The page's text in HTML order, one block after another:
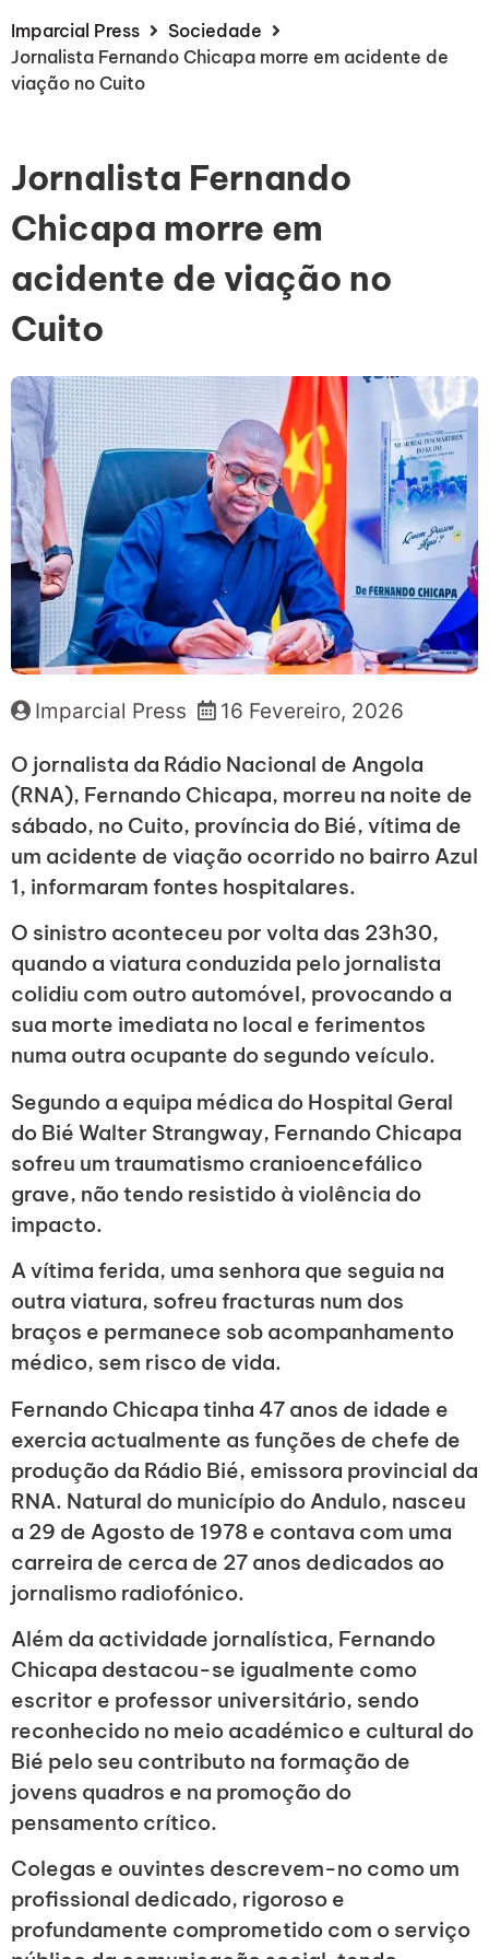
Imparcial Press
Sociedade
Jornalista Fernando Chicapa morre em acidente de
viação no Cuito
Jornalista Fernando
Chicapa morre em
acidente de viação no
Cuito
Imparcial Press 16 Fevereiro, 2026
O jornalista da Rádio Nacional de Angola
(RNA), Fernando Chicapa, morreu na noite de
sábado, no Cuito, província do Bié, vítima de
um acidente de viação ocorrido no bairro Azul
1, informaram fontes hospitalares.
O sinistro aconteceu por volta das 23h30,
quando a viatura conduzida pelo jornalista
colidiu com outro automóvel, provocando a
sua morte imediata no local e ferimentos
numa outra ocupante do segundo veículo.
Segundo a equipa médica do Hospital Geral
do Bié Walter Strangway, Fernando Chicapa
sofreu um traumatismo cranioencefálico
grave, não tendo resistido à violência do
impacto.
A vítima ferida, uma senhora que seguia na
outra viatura, sofreu fracturas num dos
braços e permanece sob acompanhamento
médico, sem risco de vida.
Fernando Chicapa tinha 47 anos de idade e
exercia actualmente as funções de chefe de
produção da Rádio Bié, emissora provincial da
RNA. Natural do município do Andulo, nasceu
a 29 de Agosto de 1978 e contava com uma
carreira de cerca de 27 anos dedicados ao
jornalismo radiofónico.
Além da actividade jornalística, Fernando
Chicapa destacou-se igualmente como
escritor e professor universitário, sendo
reconhecido no meio académico e cultural do
Bié pelo seu contributo na formação de
jovens quadros e na promoção do
pensamento crítico.
Colegas e ouvintes descrevem-no como um
profissional dedicado, rigoroso e
profundamente comprometido com o serviço